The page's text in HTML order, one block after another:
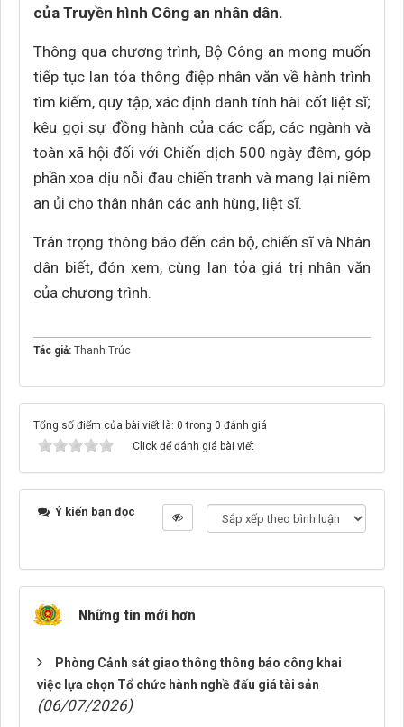
của Truyền hình Công an nhân dân.
Thông qua chương trình, Bộ Công an mong muốn
tiếp tục lan tỏa thông điệp nhân văn về hành trình
tìm kiếm, quy tập, xác định danh tính hài cốt liệt sĩ;
kêu gọi sự đồng hành của các cấp, các ngành và
toàn xã hội đối với Chiến dịch 500 ngày đêm, góp
phần xoa dịu nỗi đau chiến tranh và mang lại niềm
an ủi cho thân nhân các anh hùng, liệt sĩ.
Trân trọng thông báo đến cán bộ, chiến sĩ và Nhân
dân biết, đón xem, cùng lan tỏa giá trị nhân văn
của chương trình.
Tác giả: Thanh Trúc
Tổng số điểm của bài viết là: 0 trong 0 đánh giá
Click để đánh giá bài viết
Ý kiến bạn đọc
Những tin mới hơn
Phòng Cảnh sát giao thông thông báo công khai
việc lựa chọn Tổ chức hành nghề đấu giá tài sản
(06/07/2026)